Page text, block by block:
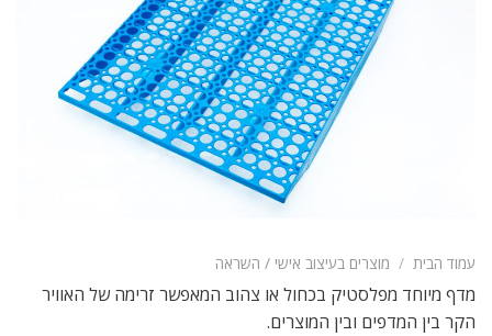
עמוד הבית / מוצרים בעיצוב אישי / השראה
מדף מיוחד מפלסטיק בכחול או צהוב המאפשר זרימה של האוויר
הקר בין המדפים ובין המוצרים.